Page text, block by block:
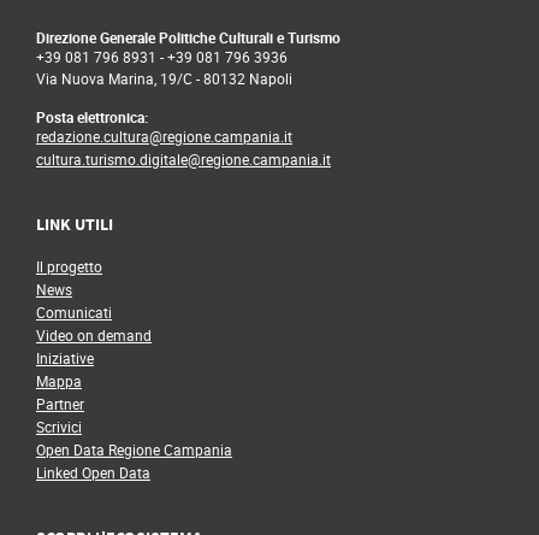
Direzione Generale Politiche Culturali e Turismo
+39 081 796 8931 -+39 081 796 3936
Via Nuova Marina, 19/C - 80132 Napoli
Posta elettronica:
redazione.cultura@regione.campania.it
cultura.turismo.digitale@regione.campania.it
LINK UTILI
Il progetto
News
Comunicati
Video on demand
Iniziative
Mappa
Partner
Scrivici
Open Data Regione Campania
Linked Open Data